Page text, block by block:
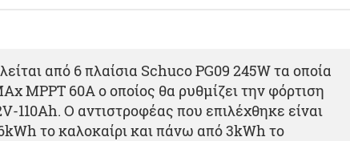
από 6 πλαίσια Schuco PG09 245W τα οποία
MPPT 60A o οποίος θα ρυθμίζει την φόρτιση
110Ah. Ο αντιστροφέας που επιλέχθηκε είναι
το καλοκαίρι και πάνω από 3kWh το